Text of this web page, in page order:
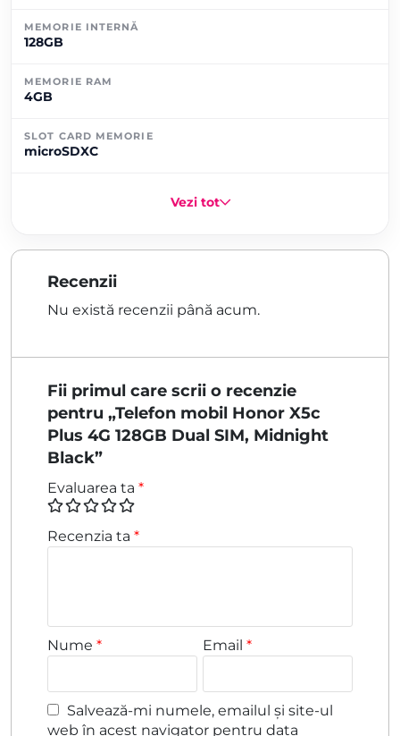
MEMORIE INTERNĂ
128GB
MEMORIE RAM
4GB
SLOT CARD MEMORIE
microSDXC
Vezi tot
Recenzii
Nu există recenzii până acum.
Fii primul care scrii o recenzie
pentru „Telefon mobil Honor X5c
Plus 4G 128GB Dual SIM, Midnight
Black”
Evaluarea ta *
Recenzia ta *
Nume * Email*
Salvează-mi numele, emailul și site-ul
web în acest navigator pentru data